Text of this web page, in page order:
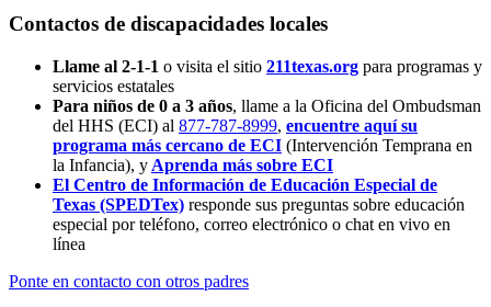
Contactos de discapacidades locales
Llame al 2-1-1 o visita el sitio 211texas.org para programas y
servicios estatales
Para niños de 0 a 3 años, llame a la Oficina del Ombudsman
del HHS (ECI) al 877-787-8999, encuentre aquí su
programa más cercano de ECI (Intervención Temprana en
la Infancia), y Aprenda más sobre ECI
El Centro de Información de Educación Especial de
Texas (SPEDTex) responde sus preguntas sobre educación
especial por teléfono, correo electrónico o chat en vivo en
línea
Ponte en contacto con otros padres